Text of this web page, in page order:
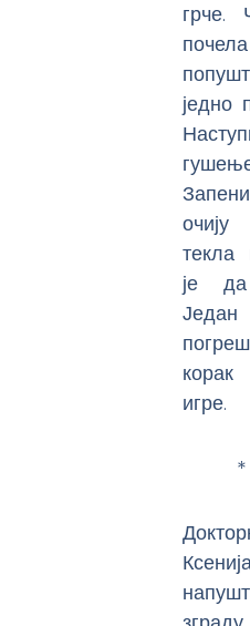
грче.
једно
текла
је
Један
игре.